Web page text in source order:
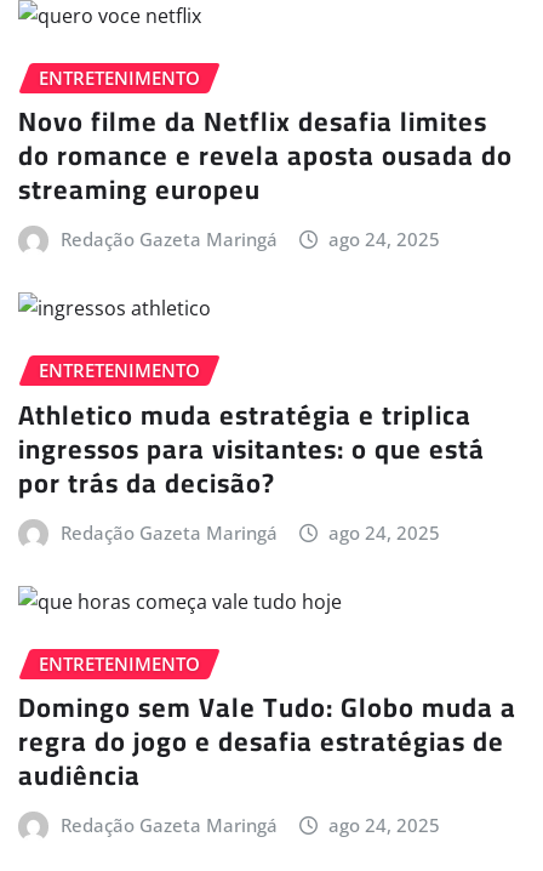
ENTRETENIMENTO
Novo filme da Netflix desafia limites
do romance e revela aposta ousada do
streaming europeu
Redação Gazeta Maringá ago 24, 2025
ENTRETENIMENTO
Athletico muda estratégia e triplica
ingressos para visitantes: o que está
por trás da decisão?
Redação Gazeta Maringá ago 24, 2025
ENTRETENIMENTO
Domingo sem Vale Tudo: Globo muda a
regra do jogo e desafia estratégias de
audiência
Redação Gazeta Maringá ago 24, 2025